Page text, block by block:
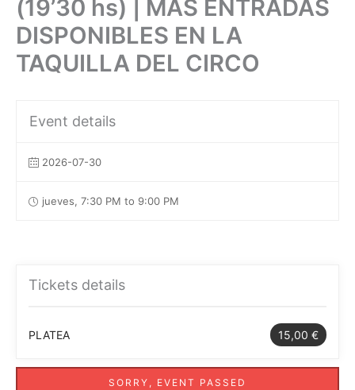
(19’30 hs) | MÁS ENTRADAS
DISPONIBLES EN LA
TAQUILLA DEL CIRCO
Event details
2026-07-30
jueves, 7:30 PM to 9:00 PM
Tickets details
15,00 €
PLATEA
SORRY, EVENT PASSED